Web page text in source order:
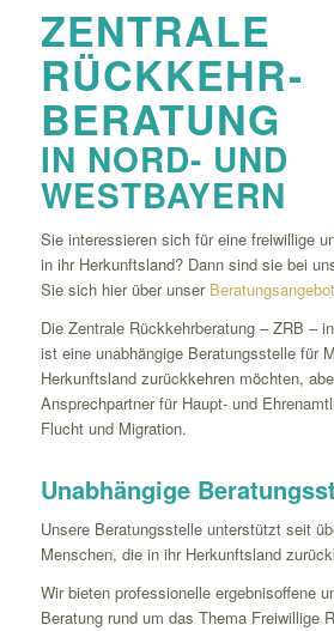
ZENTRALE
RÜCKKEHR-
BERATUNG
IN NORD- UND
WESTBAYERN
Sie interessieren sich für eine freiwillige
in ihr Herkunftsland? Dann sind sie bei
Sie sich hier über unser Beratungsangebot
Die Zentrale Rückkehrberatung – ZRB –
ist eine unabhängige Beratungsstelle für
Herkunftsland zurückkehren möchten,
Ansprechpartner für Haupt- und
Flucht und Migration.
Unabhängige
Unsere Beratungsstelle unterstützt seit
Menschen, die in ihr Herkunftsland
Wir bieten professionelle ergebnisoffene
Beratung rund um das Thema Freiwillige